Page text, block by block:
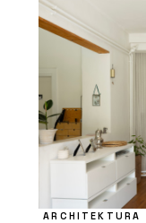
ARCHITEKTURA